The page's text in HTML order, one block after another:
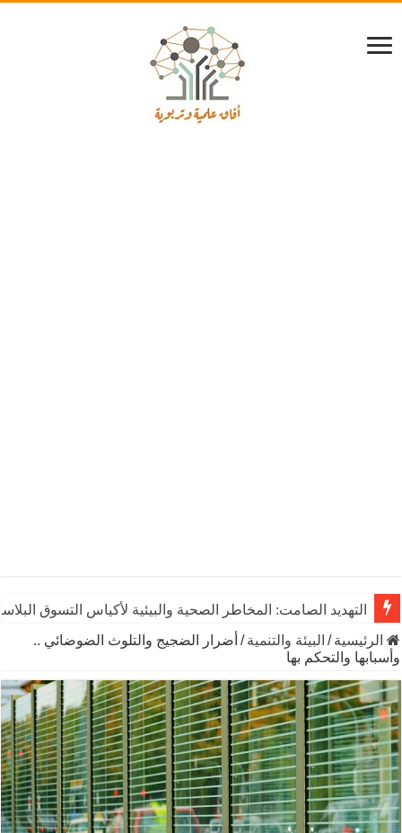
التهديد الصامت: المخاطر الصحية والبيئية لأكياس التسوق
الرئيسية / البيئة والتنمية / أضرار الضجيج والتلوث الضوضائي ..
وأسبابها والتحكم بها